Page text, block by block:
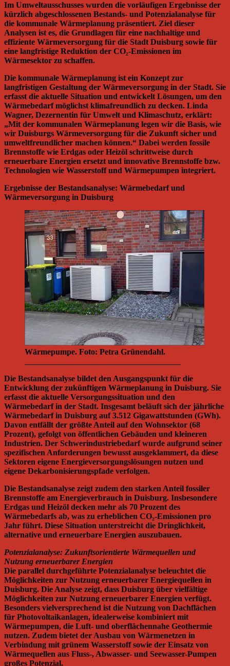
Im Umweltausschusses wurden die vorläufigen Ergebnisse der
kürzlich abgeschlossenen Bestands- und Potenzialanalyse für
die kommunale Wärmeplanung präsentiert. Ziel dieser
Analysen ist es, die Grundlagen für eine nachhaltige und
effiziente Wärmeversorgung für die Stadt Duisburg sowie für
eine langfristige Reduktion der CO₂-Emissionen im
Wärmesektor zu schaffen.
Die kommunale Wärmeplanung ist ein Konzept zur
langfristigen Gestaltung der Wärmeversorgung in der Stadt. Sie
erfasst die aktuelle Situation und entwickelt Lösungen, um den
Wärmebedarf möglichst klimafreundlich zu decken. Linda
Wagner, Dezernentin für Umwelt und Klimaschutz, erklärt:
„Mit der kommunalen Wärmeplanung legen wir die Basis, wie
wir Duisburgs Wärmeversorgung für die Zukunft sicher und
umweltfreundlicher machen können.“ Dabei werden fossile
Brennstoffe wie Erdgas oder Heizöl schrittweise durch
erneuerbare Energien ersetzt und innovative Brennstoffe bzw.
Technologien wie Wasserstoff und Wärmepumpen integriert.
Ergebnisse der Bestandsanalyse: Wärmebedarf und
Wärmeversorgung in Duisburg
Wärmepumpe. Foto: Petra Grünendahl.
Die Bestandsanalyse bildet den Ausgangspunkt für die
Entwicklung der zukünftigen Wärmeplanung in Duisburg. Sie
erfasst die aktuelle Versorgungssituation und den
Wärmebedarf in der Stadt. Insgesamt beläuft sich der jährliche
Wärmebedarf in Duisburg auf 3.512 Gigawattstunden (GWh).
Davon entfällt der größte Anteil auf den Wohnsektor (68
Prozent), gefolgt von öffentlichen Gebäuden und kleineren
Industrien. Der Schwerindustriebedarf wurde aufgrund seiner
spezifischen Anforderungen bewusst ausgeklammert, da diese
Sektoren eigene Energieversorgungslösungen nutzen und
eigene Dekarbonisierungspfade verfolgen.
Die Bestandsanalyse zeigt zudem den starken Anteil fossiler
Brennstoffe am Energieverbrauch in Duisburg. Insbesondere
Erdgas und Heizöl decken mehr als 70 Prozent des
Wärmebedarfs ab, was zu erheblichen CO₂-Emissionen pro
Jahr führt. Diese Situation unterstreicht die Dringlichkeit,
alternative und erneuerbare Energien auszubauen.
Potenzialanalyse: Zukunftsorientierte Wärmequellen und
Nutzung erneuerbarer Energien
Die parallel durchgeführte Potenzialanalyse beleuchtet die
Möglichkeiten zur Nutzung erneuerbarer Energiequellen in
Duisburg. Die Analyse zeigt, dass Duisburg über vielfältige
Möglichkeiten zur Nutzung erneuerbarer Energien verfügt.
Besonders vielversprechend ist die Nutzung von Dachflächen
für Photovoltaikanlagen, idealerweise kombiniert mit
Wärmepumpen, die Luft- und oberflächennahe Geothermie
nutzen. Zudem bietet der Ausbau von Wärmenetzen in
Verbindung mit grünem Wasserstoff sowie der Einsatz von
Wärmequellen aus Fluss-, Abwasser- und Seewasser-Pumpen
großes Potenzial.